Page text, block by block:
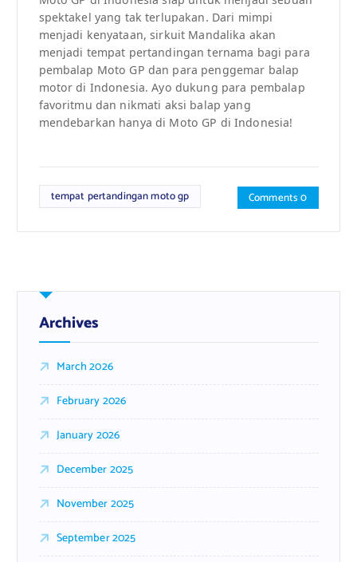
spektakel yang tak terlupakan. Dari mimpi
menjadi kenyataan, sirkuit Mandalika akan
menjadi tempat pertandingan ternama bagi para
pembalap Moto GP dan para penggemar balap
motor di Indonesia. Ayo dukung para pembalap
favoritmu dan nikmati aksi balap yang
mendebarkan hanya di Moto GP di Indonesia!
tempat pertandingan moto gp Comments 0
Archives
March 2026
February 2026
January 2026
December 2025
November 2025
September 2025